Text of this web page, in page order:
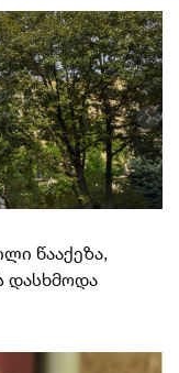
წააქეზა,
დასხმოდა